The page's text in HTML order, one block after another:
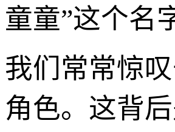
童童”这个名
我们常常惊
角色。这背